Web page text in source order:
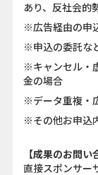
あり、反社会的
※広告経由の申
※申込の委託な
※キャンセル・
金の場合
※データ重複・
※その他お申込
【成果のお問い
直接スポンサー